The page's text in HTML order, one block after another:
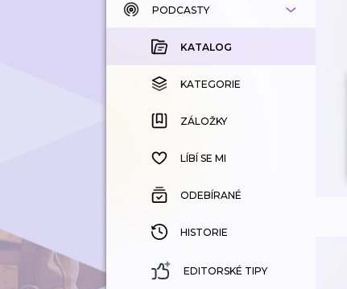
KATALOG
KOUPENÉ
KATEGORIE
ZÁLOŽKY
HISTORIE
PODCASTY
KATALOG
KATEGORIE
ZÁLOŽKY
LÍBÍ SE MI
ODEBÍRANÉ
HISTORIE
EDITORSKÉ TIPY